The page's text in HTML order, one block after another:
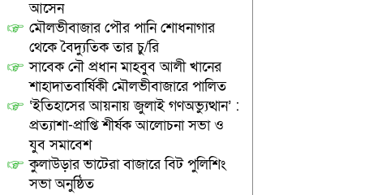
আসেন
মৌলভীবাজার পৌর পানি শোধনাগার
থেকে বৈদ্যুতিক তার চু/রি
সাবেক নৌ প্রধান মাহবুব আলী খানের
শাহাদাতবার্ষিকী মৌলভীবাজারে পালিত
‘ইতিহাসের আয়নায় জুলাই গণঅভ্যুত্থান’ :
প্রত্যাশা-প্রাপ্তি শীর্ষক আলোচনা সভা ও
যুব সমাবেশ
কুলাউড়ার ভাটেরা বাজারে বিট পুলিশিং
সভা অনুষ্ঠিত